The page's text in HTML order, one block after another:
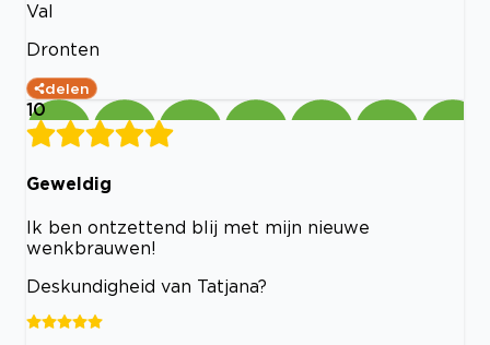
Val
Dronten
delen
10
Geweldig
Ik ben ontzettend blij met mijn nieuwe
wenkbrauwen!
Deskundigheid van Tatjana?